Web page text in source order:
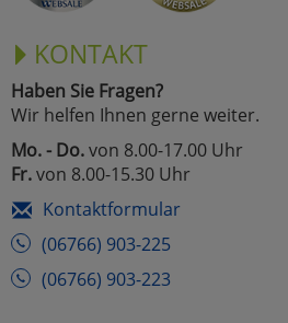
KONTAKT
Haben Sie Fragen?
Wir helfen Ihnen gerne weiter.
Mo. - Do.von 8.00-17.00 Uhr
Fr.von 8.00-15.30 Uhr
Kontaktformular
(06766) 903-225
(06766) 903-223